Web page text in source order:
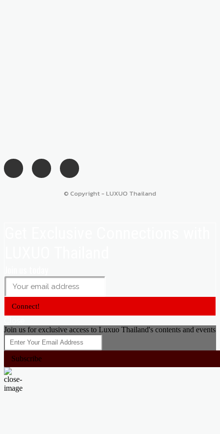
© Copyright - LUXUO Thailand
Connect!
Join us for exclusive access to Luxuo Thailand's contents and events
Subscribe